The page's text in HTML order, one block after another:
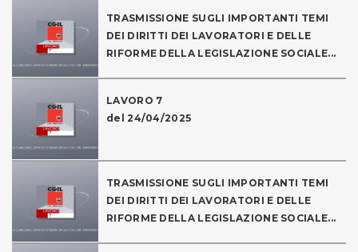
TRASMISSIONE SUGLI IMPORTANTI TEMI
DEI DIRITTI DEI LAVORATORI E DELLE
RIFORME DELLA LEGISLAZIONE SOCIALE...
LAVORO 7
del 24/04/2025
TRASMISSIONE SUGLI IMPORTANTI TEMI
DEI DIRITTI DEI LAVORATORI E DELLE
RIFORME DELLA LEGISLAZIONE SOCIALE...